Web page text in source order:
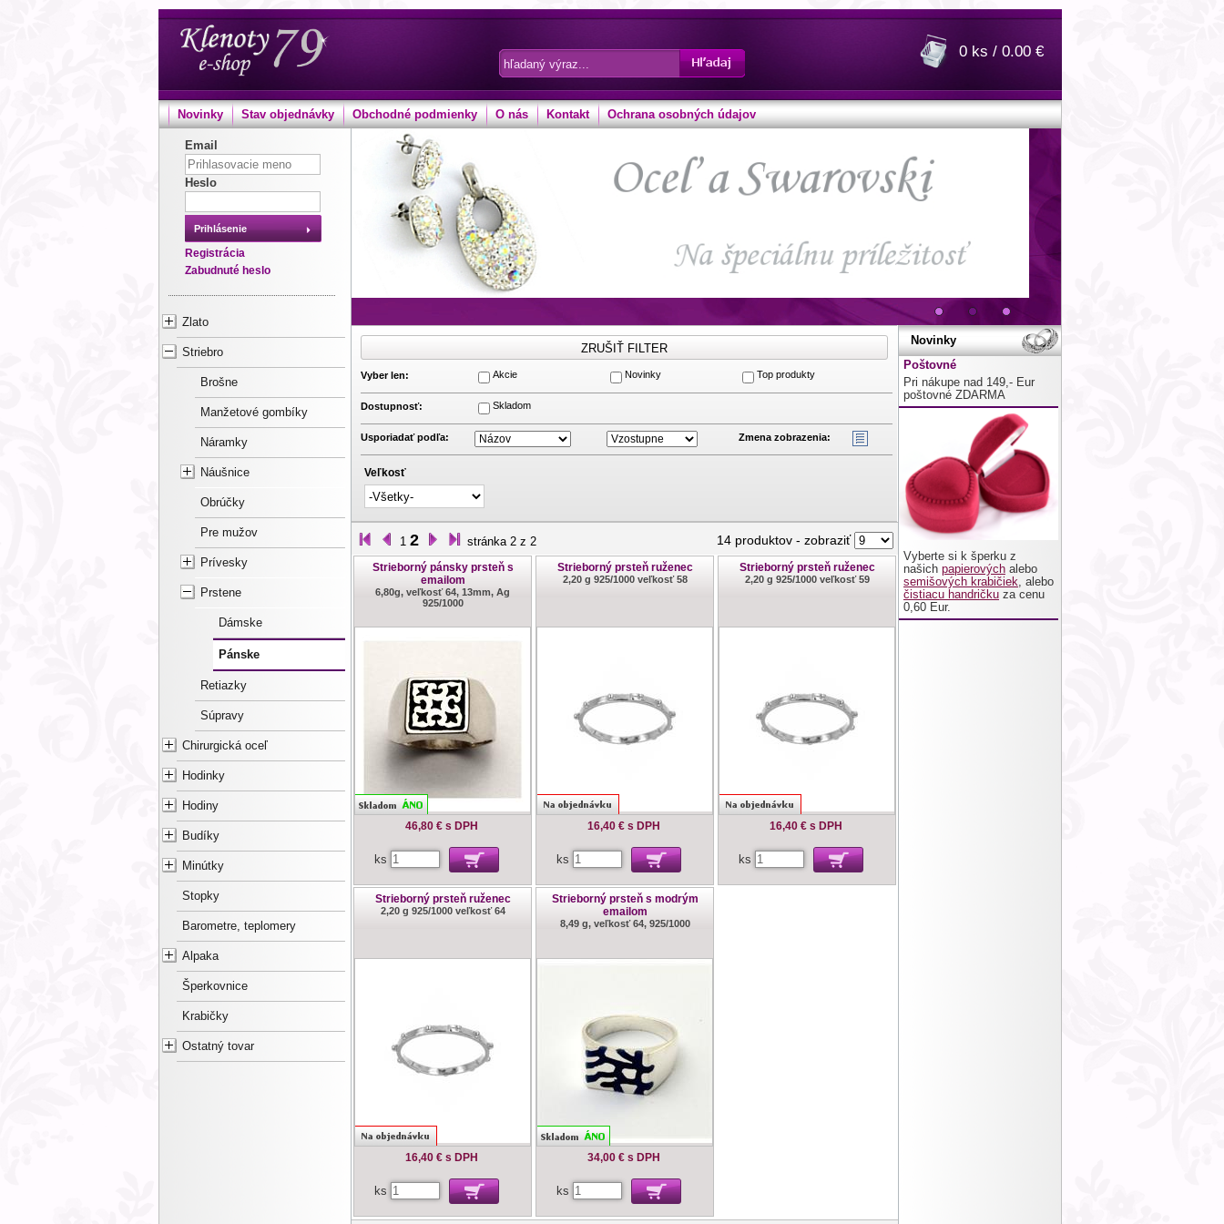
0 ks / 0.00 €
Novinky Stav objednávky Obchodné podmienky O nás Kontakt Ochrana osobných údajov
Email
Heslo
Prihlásenie
Registrácia
Zabudnuté heslo
Zlato
Striebro
Brošne
Manžetové gombíky
Náramky
Náušnice
Obrúčky
Pre mužov
Prívesky
Prstene
Dámske
Pánske
Retiazky
Súpravy
Chirurgická oceľ
Hodinky
Hodiny
Budíky
Minútky
Stopky
Barometre, teplomery
Alpaka
Šperkovnice
Krabičky
Ostatný tovar
Vyber len: Akcie Novinky Top produkty
Dostupnosť: Skladom
Usporiadať podľa: Zmena zobrazenia:
Veľkosť
1 2 stránka 2 z 2 14 produktov - zobraziť
Strieborný pánsky prsteň s
emailom
6,80g, veľkosť 64, 13mm, Ag
925/1000
46,80 € s DPH
ks
Strieborný prsteň ruženec
2,20 g 925/1000 veľkosť 58
16,40 € s DPH
ks
Strieborný prsteň ruženec
2,20 g 925/1000 veľkosť 59
16,40 € s DPH
ks
Strieborný prsteň ruženec
2,20 g 925/1000 veľkosť 64
16,40 € s DPH
ks
Strieborný prsteň s modrým
emailom
8,49 g, veľkosť 64, 925/1000
34,00 € s DPH
ks
Novinky
Poštovné
Pri nákupe nad 149,- Eur
poštovné ZDARMA
Vyberte si k šperku z
našich papierových alebo
semišových krabičiek, alebo
čistiacu handričku za cenu
0,60 Eur.